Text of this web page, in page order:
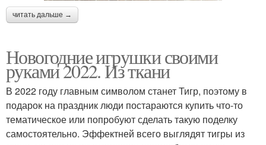
читать дальше →
Новогодние игрушки своими
руками 2022. Из ткани
В 2022 году главным символом станет Тигр, поэтому в
подарок на праздник люди постараются купить что-то
тематическое или попробуют сделать такую поделку
самостоятельно. Эффектней всего выглядят тигры из